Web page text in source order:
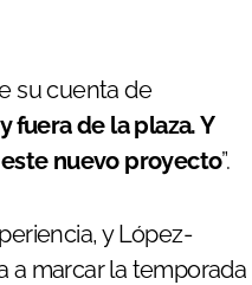
su cuenta de
fuera de la plaza. Y
nuevo proyecto”.
y López-
a marcar la temporada